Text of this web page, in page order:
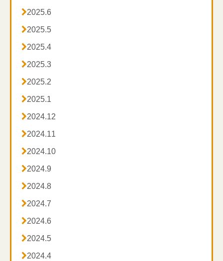
この秋は、ぜひ読書を楽しんだり、近所の秋らしい風
景を眺めたりしてみてください。
2025.6
2025.5
2025.4
2025.3
2025.2
2025.1
2024.12
2024.11
2024.10
2024.9
2024.8
2024.7
2024.6
2024.5
2024.4